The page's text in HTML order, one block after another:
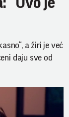
a žiri je već
daju sve od